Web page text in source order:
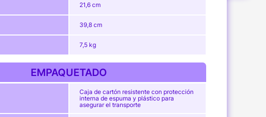
21,6 cm
39,8 cm
7,5 kg
EMPAQUETADO
Caja de cartón resistente con protección
interna de espuma y plástico para
asegurar el transporte